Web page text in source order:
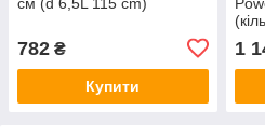
782 ₴
Купити
1